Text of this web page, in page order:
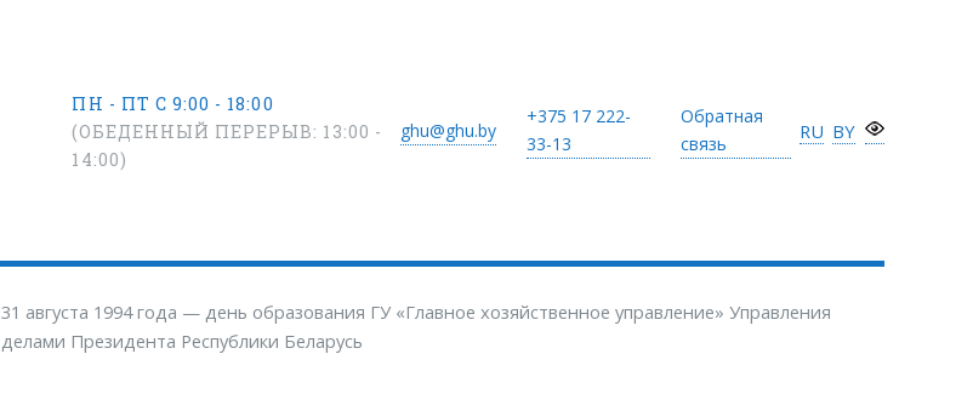
ПН - ПТ С 9:00 - 18:00
(ОБЕДЕННЫЙ ПЕРЕРЫВ: 13:00 -
14:00)
ghu@ghu.by
+375 17 222-
33-13
Обратная
связь
RU BY
31 августа 1994 года — день образования ГУ «Главное хозяйственное управление» Управления
делами Президента Республики Беларусь